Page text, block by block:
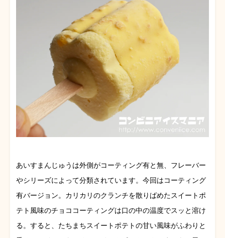
あいすまんじゅうは外側がコーティング有と無、フレーバー
やシリーズによって分類されています。今回はコーティング
有バージョン。カリカリのクランチを散りばめたスイートポ
テト風味のチョココーティングは口の中の温度でスッと溶け
る。すると、たちまちスイートポテトの甘い風味がふわりと